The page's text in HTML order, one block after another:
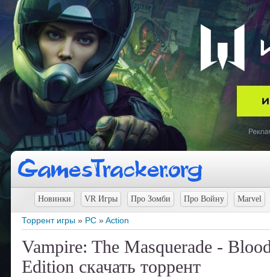
Новинки VR Игры Про Зомби Про Войну Marvel
Торрент игры » PC »Action
Vampire: The Masquerade -
Edition скачать торрент